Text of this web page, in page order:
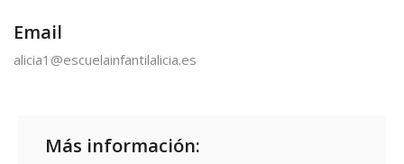
Email
alicia1@escuelainfantilalicia.es
Más información: